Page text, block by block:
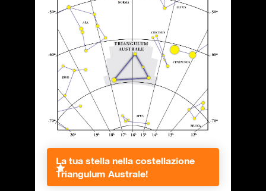
La tua stella nella costellazione
Triangulum Australe!